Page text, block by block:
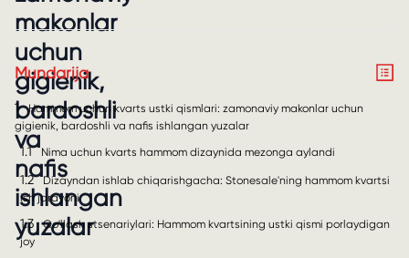
makonlar
uchun
gigienik,
bardoshli
va
nafis
ishlangan
yuzalar
Mundarija
1 Hammom uchun kvarts ustki qismlari: zamonaviy makonlar uchun
gigienik, bardoshli va nafis ishlangan yuzalar
1.1 Nima uchun kvarts hammom dizaynida mezonga aylandi
1.2 Dizayndan ishlab chiqarishgacha: Stonesale'ning hammom kvartsi
ish jarayoni
1.3 Qo'llash stsenariylari: Hammom kvartsining ustki qismi porlaydigan
joy